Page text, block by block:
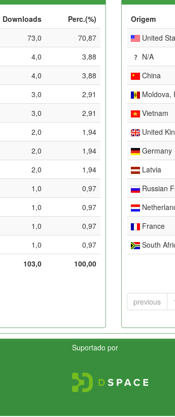
Downloads
Perc.(%)
73,0
70,87
4,0
3,88
4,0
3,88
3,0
2,91
3,0
2,91
2,0
1,94
2,0
1,94
2,0
1,94
1,0
0,97
1,0
0,97
1,0
0,97
1,0
0,97
103,0
100,00
Origem
United
N/A
China
Moldova,
Vietnam
United
Germany
Latvia
Russian
France
South
previous
Suportado por